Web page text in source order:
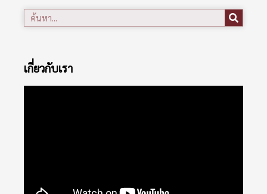
เกี่ยวกับเรา